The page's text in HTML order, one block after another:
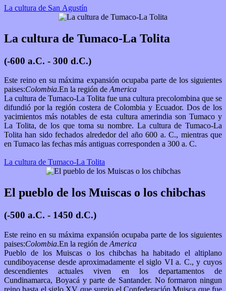
La cultura de San Agustín
La cultura de Tumaco-La Tolita
(-600 a.C. - 300 d.C.)
Este reino en su máxima expansión ocupaba parte de los siguientes
paises:Colombia.En la región deAmerica
La cultura de Tumaco-La Tolita fue una cultura precolombina que se
difundió por la región costera de Colombia y Ecuador. Dos de los
yacimientos más notables de esta cultura amerindia son Tumaco y
La Tolita, de los que toma su nombre. La cultura de Tumaco-La
Tolita han sido fechados alrededor del año 600 a. C., mientras que
en Tumaco las fechas más antiguas corresponden a 300 a. C.
La cultura de Tumaco-La Tolita
El pueblo de los Muiscas o los chibchas
(-500 a.C. - 1450 d.C.)
Este reino en su máxima expansión ocupaba parte de los siguientes
paises:Colombia.En la región de America
Pueblo de los Muiscas o los chibchas ha habitado el altiplano
cundiboyacense desde aproximadamente el siglo VI a. C., y cuyos
descendientes actuales viven en los departamentos de
Cundinamarca, Boyacá y parte de Santander. No formaron ningun
reino hasta el siglo XV que surgio el Confederación Muisca que fue